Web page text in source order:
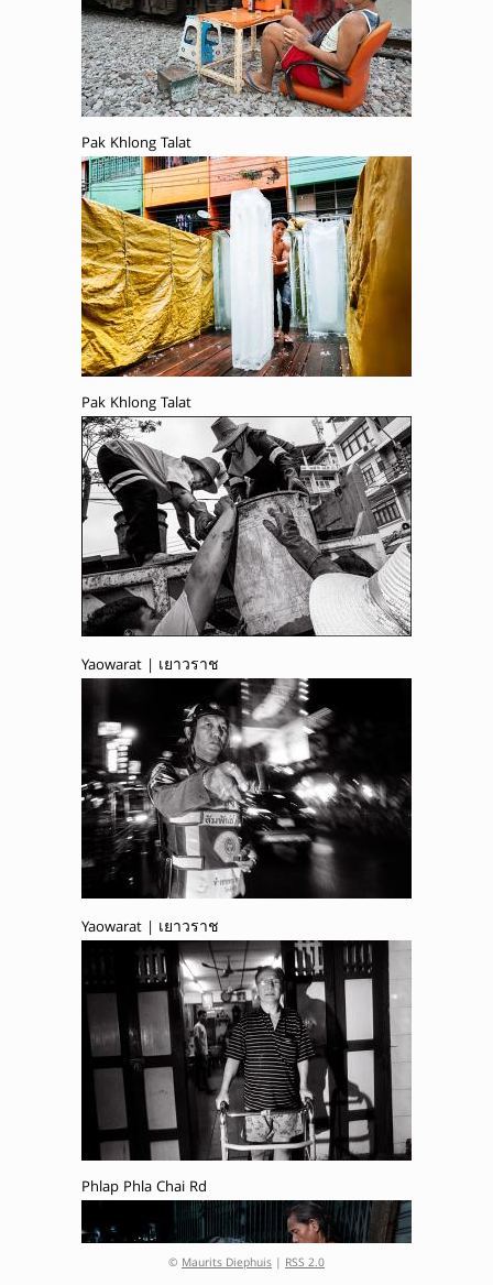
Pak Khlong Talat
Pak Khlong Talat
Yaowarat | เยาวราช
Yaowarat | เยาวราช
Phlap Phla Chai Rd
© Maurits Diephuis | RSS 2.0